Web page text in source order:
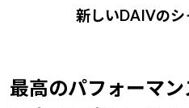
新しいDAIVのシ
最高のパフォーマ